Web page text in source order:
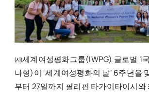
㈔세계여성평화그룹(IWPG) 글로벌 1
나형)이 ‘세계여성평화의 날’ 6주년을
부터 27일까지 필리핀 타가이타이시와